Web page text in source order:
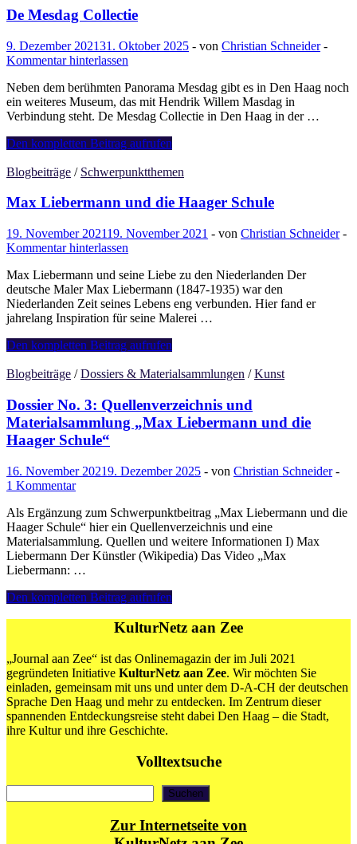
Mesdag
Collectie
De Mesdag Collectie
9. Dezember 202131. Oktober 2025 - von Christian Schneider-
Kommentar hinterlassen
Neben dem berühmten Panorama Mesdag gibt es in Den Haag noch
ein weiteres Museum, das mit Hendrik Willem Masdag in
Verbindung steht. De Mesdag Collectie in Den Haag in der …
De
Collectie
Den kompletten Beitrag aufrufen
Blogbeiträge / Schwerpunktthemen
Max Liebermann und die Haager Schule
19. November 202119. November 2021 - von Christian Schneider-
Kommentar hinterlassen
Max Liebermann und seine Liebe zu den Niederlanden Der
deutsche Maler Max Liebermann (1847-1935) war den
Niederlanden Zeit seines Lebens eng verbunden. Hier fand er
jahrelang Inspiration für seine Malerei …
Max
und
Haager
Schule
Den kompletten Beitrag aufrufen
Blogbeiträge /Dossiers & Materialsammlungen /Kunst
Dossier No. 3: Quellenverzeichnis und
Materialsammlung „Max Liebermann und die
Haager Schule“
16. November 20219. Dezember 2025 - von Christian Schneider-
1 Kommentar
Als Ergänzung zum Schwerpunktbeitrag „Max Liebermann und die
Haager Schule“ hier ein Quellenverzeichnis und eine
Materialsammlung. Quellen und weitere Informationen I) Max
Liebermann Der Künstler (Wikipedia) Das Video „Max
Liebermann: …
Dossier
und
Materialsammlung
„Max
Liebermann
und
die
Den kompletten Beitrag aufrufen
KulturNetz aan Zee
„Journal aan Zee“ ist das Onlinemagazin der im Juli 2021
gegründeten Initiative KulturNetz aan Zee. Wir möchten Sie
einladen, gemeinsam mit uns und unter dem D-A-CH der deutschen
Sprache Den Haag und mehr zu entdecken. Im Zentrum dieser
spannenden Entdeckungsreise steht dabei Den Haag – die Stadt,
ihre Kultur und ihre Geschichte.
Volltextsuche
Suchen
Zur Internetseite von